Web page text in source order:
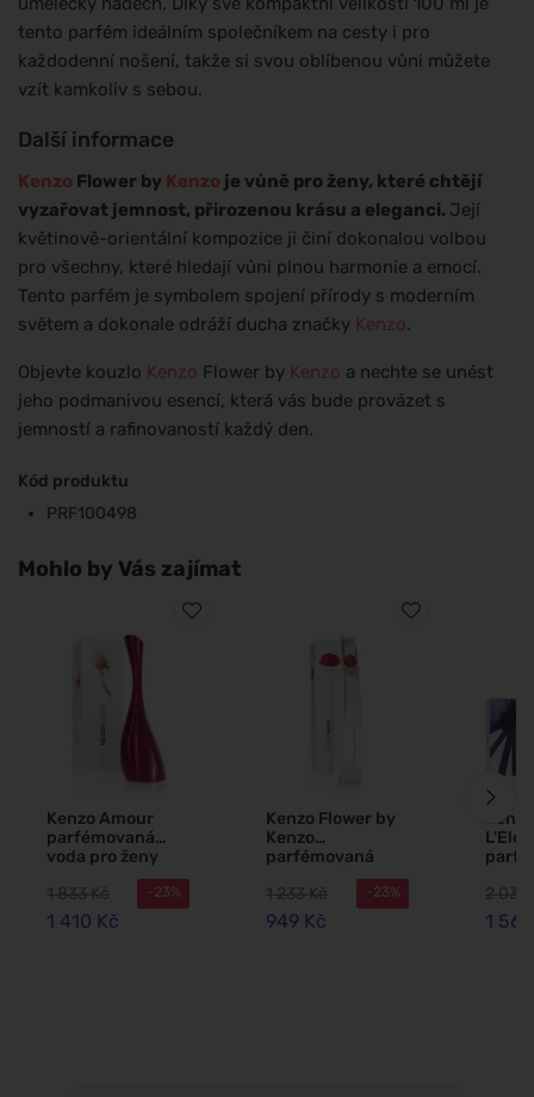
tento parfém ideálním společníkem na cesty i pro
každodenní nošení, takže si svou oblíbenou vůni můžete
vzít kamkoliv s sebou.
Další informace
Kenzo Flower by Kenzo je vůně pro ženy, které chtějí
vyzařovat jemnost, přirozenou krásu a eleganci. Její
květinově-orientální kompozice ji činí dokonalou volbou
pro všechny, které hledají vůni plnou harmonie a emocí.
Tento parfém je symbolem spojení přírody s moderním
světem a dokonale odráží ducha značky Kenzo.
Objevte kouzlo Kenzo Flower by Kenzo a nechte se unést
jeho podmanivou esencí, která vás bude provázet s
jemností a rafinovaností každý den.
Kód produktu
PRF100498
Mohlo by Vás zajímat
Kenzo Amour
parfémovaná
voda pro ženy
1 833 Kč
1 410 Kč
-23%
Kenzo Flower by
Kenzo
parfémovaná
voda pro ženy 30
ml
1 233 Kč
949 Kč
-23%
100
2 039
1